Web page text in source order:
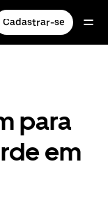
Cadastrar-se
para
em